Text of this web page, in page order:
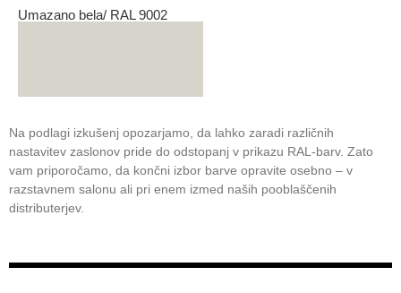
Umazano bela/ RAL 9002
Na podlagi izkušenj opozarjamo, da lahko zaradi različnih
nastavitev zaslonov pride do odstopanj v prikazu RAL-barv. Zato
vam priporočamo, da končni izbor barve opravite osebno – v
razstavnem salonu ali pri enem izmed naših pooblaščenih
distributerjev.